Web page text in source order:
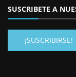
SUSCRIBETE A
¡SUSCRIBIRSE!